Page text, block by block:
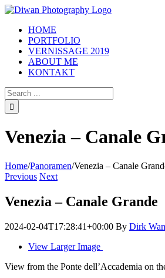
HOME
PORTFOLIO
VERNISSAGE 2019
ABOUT ME
KONTAKT
Venezia – Canale
Home/Panoramen/Venezia – Canale
Previous Next
Venezia – Canale Grande
2024-02-04T17:28:41+00:00 By Dirk
View Larger Image
View from the Ponte dell’Accademia on